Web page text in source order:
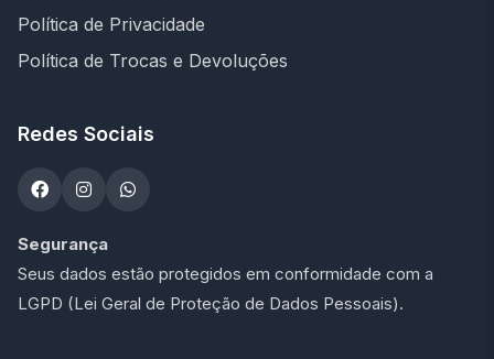
Política de Privacidade
Política de Trocas e Devoluções
Redes Sociais
Segurança
Seus dados estão protegidos em conformidade com a
LGPD (Lei Geral de Proteção de Dados Pessoais).